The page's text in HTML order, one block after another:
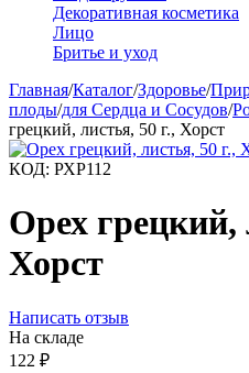
Декоративная косметика
Лицо
Бритье и уход
Главная/Каталог/Здоровье/
плоды/для Сердца и Сосудов/
грецкий, листья, 50 г., Хорст
КОД: РХР112
Орех грецкий,
Хорст
Написать отзыв
На складе
122 ₽